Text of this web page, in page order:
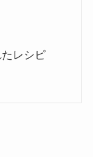
たレシピ